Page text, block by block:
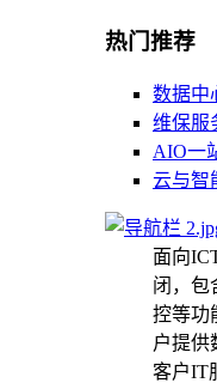
热门推荐
数据中
维保服
AIO一
云与智
面向
闭，包
控等功
户提供
客户IT